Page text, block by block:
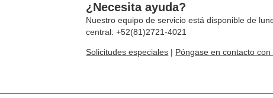
¿Necesita ayuda?
Nuestro equipo de servicio está disponible de
central: +52(81)2721-4021
Solicitudes especiales | Póngase en contacto